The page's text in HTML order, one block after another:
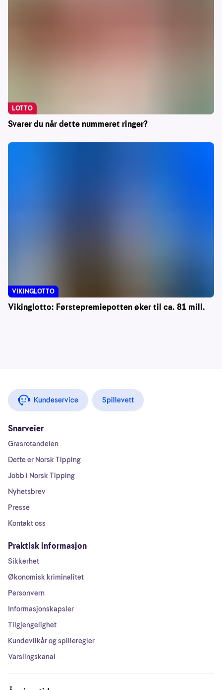
Svarer du når dette nummeret ringer?
LOTTO
Vikinglotto: Førstepremiepotten øker til ca. 81 mill.
VIKINGLOTTO
Kundeservice Spillevett
Snarveier
Grasrotandelen
Dette er Norsk Tipping
Jobb i Norsk Tipping
Nyhetsbrev
Presse
Kontakt oss
Praktisk informasjon
Sikkerhet
Økonomisk kriminalitet
Personvern
Informasjonskapsler
Tilgjengelighet
Kundevilkår og spilleregler
Varslingskanal